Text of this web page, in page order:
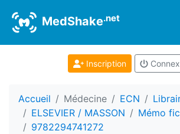
MedShake.net
Inscription
Accueil Médecine ECN
ELSEVIER / MASSON
Mémo
9782294741272